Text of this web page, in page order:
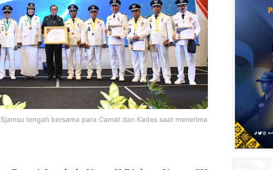
tengah bersama para Camat dan Kades saat menerima